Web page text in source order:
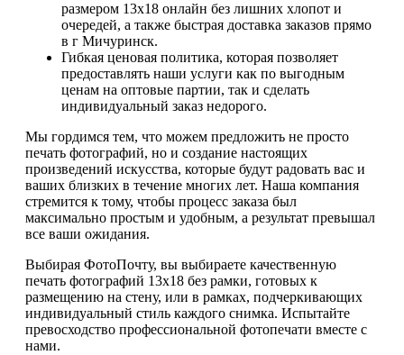
размером 13х18 онлайн без лишних хлопот и
очередей, а также быстрая доставка заказов прямо
в г Мичуринск.
Гибкая ценовая политика, которая позволяет
предоставлять наши услуги как по выгодным
ценам на оптовые партии, так и сделать
индивидуальный заказ недорого.
Мы гордимся тем, что можем предложить не просто
печать фотографий, но и создание настоящих
произведений искусства, которые будут радовать вас и
ваших близких в течение многих лет. Наша компания
стремится к тому, чтобы процесс заказа был
максимально простым и удобным, а результат превышал
все ваши ожидания.
Выбирая ФотоПочту, вы выбираете качественную
печать фотографий 13х18 без рамки, готовых к
размещению на стену, или в рамках, подчеркивающих
индивидуальный стиль каждого снимка. Испытайте
превосходство профессиональной фотопечати вместе с
нами.